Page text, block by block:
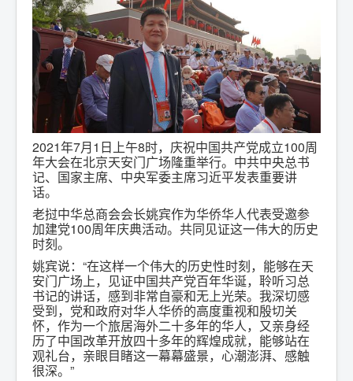
2021年7月1日上午8时，庆祝中国共产党成立100周
年大会在北京天安门广场隆重举行。中共中央总书
记、国家主席、中央军委主席习近平发表重要讲
话。
老挝中华总商会会长姚宾作为华侨华人代表受邀参
加建党100周年庆典活动。共同见证这一伟大的历史
时刻。
姚宾说：“在这样一个伟大的历史性时刻，能够在天
安门广场上，见证中国共产党百年华诞，聆听习总
书记的讲话，感到非常自豪和无上光荣。我深切感
受到，党和政府对华人华侨的高度重视和殷切关
怀，作为一个旅居海外二十多年的华人，又亲身经
历了中国改革开放四十多年的辉煌成就，能够站在
观礼台，亲眼目睹这一幕幕盛景，心潮澎湃、感触
很深。”